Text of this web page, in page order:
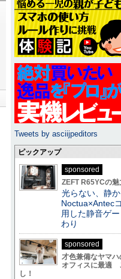
Tweets by asciijpeditors
ピックアップ
sponsored
ZEFT R65YCの
光らない、静か
Noctua×Antec
用した静音ゲ
わり
sponsored
才色兼備なヤマ
オフィスに最適
し！